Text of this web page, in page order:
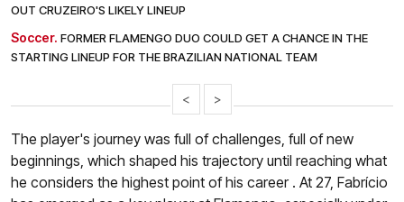
OUT CRUZEIRO'S LIKELY LINEUP
Soccer. FORMER FLAMENGO DUO COULD GET A CHANCE IN THE
STARTING LINEUP FOR THE BRAZILIAN NATIONAL TEAM
< >
The player's journey was full of challenges, full of new
beginnings, which shaped his trajectory until reaching what
he considers the highest point of his career . At 27, Fabrício